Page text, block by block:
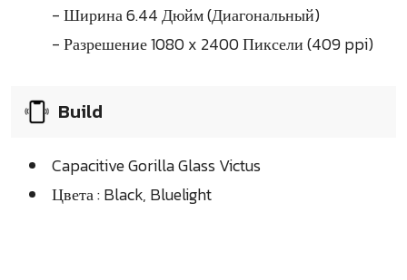
- Ширина 6.44 Дюйм (Диагональный)
- Разрешение 1080 x 2400 Пиксели (409 ppi)
Build
Capacitive Gorilla Glass Victus
Цвета : Black, Bluelight